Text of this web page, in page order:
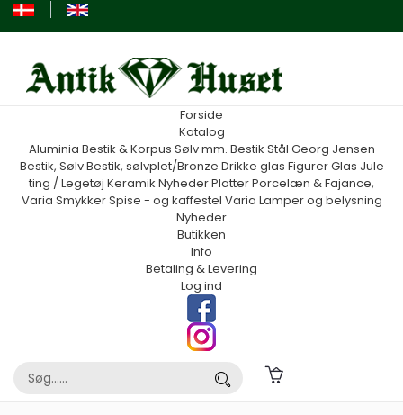
Forside
Katalog
Aluminia Bestik & Korpus Sølv mm. Bestik Stål Georg Jensen
Bestik, SølvBestik, sølvplet/Bronze Drikke glas FigurerGlas Jule
ting / Legetøj Keramik NyhederPlatterPorcelæn & Fajance,
Varia SmykkerSpise - og kaffestel Varia Lamper og belysning
Nyheder
Butikken
Info
Betaling & Levering
Log ind